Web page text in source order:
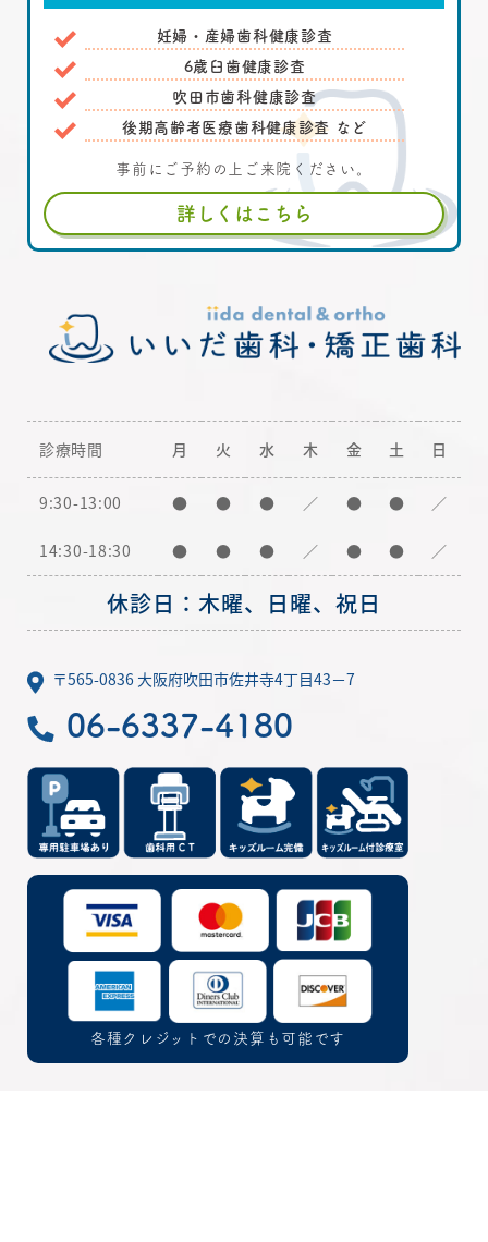
妊婦・産婦歯科健康診査
6歳臼歯健康診査
吹田市歯科健康診査
後期高齢者医療歯科健康診査 など
事前にご予約の上ご来院ください。
詳しくはこちら
診療時間 月 火 水 木 金 土 日
9:30-13:00 ● ● ● ／ ● ● ／
14:30-18:30 ● ● ● ／ ● ● ／
休診日：木曜、日曜、祝日
〒565-0836 大阪府吹田市佐井寺4丁目43－7
06-6337-4180
各種クレジットでの決算も可能です